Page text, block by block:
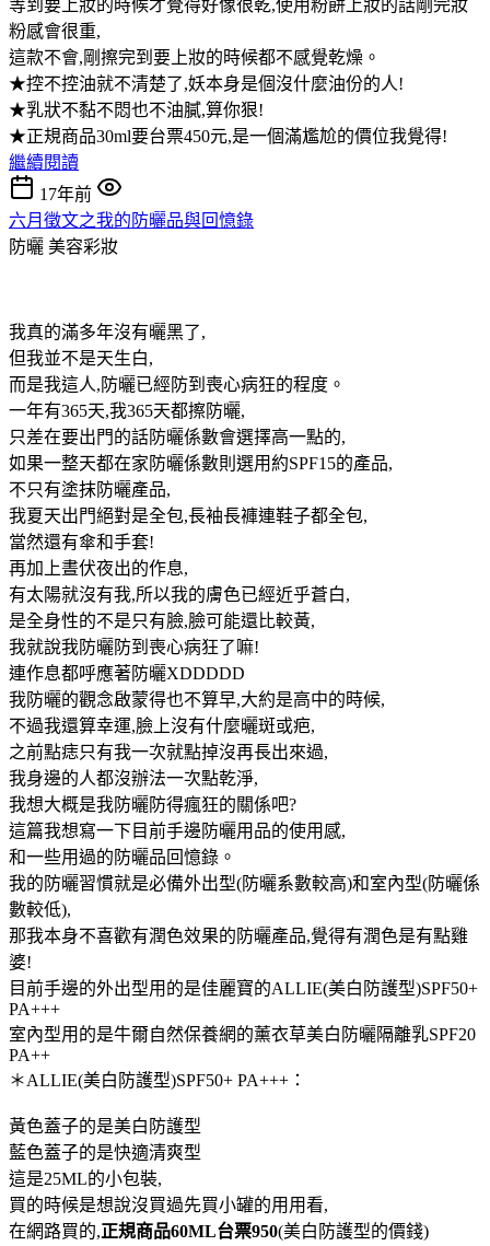
等到要上妝的時候才覺得好像很乾,使用粉餅上妝的話剛完妝
粉感會很重,
這款不會,剛擦完到要上妝的時候都不感覺乾燥。
★控不控油就不清楚了,妖本身是個沒什麼油份的人!
★乳狀不黏不悶也不油膩,算你狠!
★正規商品30ml要台票450元,是一個滿尷尬的價位我覺得!
繼續閱讀
17年前
六月徵文之我的防曬品與回憶錄
防曬 美容彩妝
我真的滿多年沒有曬黑了,
但我並不是天生白,
而是我這人,防曬已經防到喪心病狂的程度。
一年有365天,我365天都擦防曬,
只差在要出門的話防曬係數會選擇高一點的,
如果一整天都在家防曬係數則選用約SPF15的產品,
不只有塗抹防曬產品,
我夏天出門絕對是全包,長袖長褲連鞋子都全包,
當然還有傘和手套!
再加上晝伏夜出的作息,
有太陽就沒有我,所以我的膚色已經近乎蒼白,
是全身性的不是只有臉,臉可能還比較黃,
我就說我防曬防到喪心病狂了嘛!
連作息都呼應著防曬XDDDDD
我防曬的觀念啟蒙得也不算早,大約是高中的時候,
不過我還算幸運,臉上沒有什麼曬斑或疤,
之前點痣只有我一次就點掉沒再長出來過,
我身邊的人都沒辦法一次點乾淨,
我想大概是我防曬防得瘋狂的關係吧?
這篇我想寫一下目前手邊防曬用品的使用感,
和一些用過的防曬品回憶錄。
我的防曬習慣就是必備外出型(防曬系數較高)和室內型(防曬係
數較低),
那我本身不喜歡有潤色效果的防曬產品,覺得有潤色是有點雞
婆!
目前手邊的外出型用的是佳麗寶的ALLIE(美白防護型)SPF50+
PA+++
室內型用的是牛爾自然保養網的薰衣草美白防曬隔離乳SPF20
PA++
＊ALLIE(美白防護型)SPF50+ PA+++：
黃色蓋子的是美白防護型
藍色蓋子的是快適清爽型
這是25ML的小包裝,
買的時候是想說沒買過先買小罐的用用看,
在網路買的,正規商品60ML台票950(美白防護型的價錢)